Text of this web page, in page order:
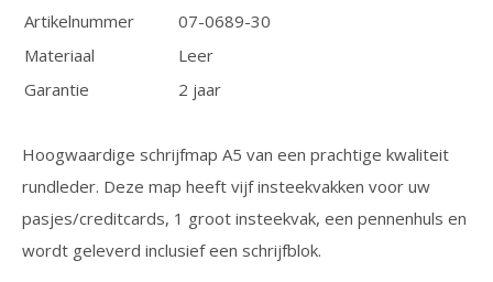
Artikelnummer
07-0689-30
Materiaal
Leer
Garantie
2 jaar
Hoogwaardige schrijfmap A5 van een prachtige kwaliteit
rundleder. Deze map heeft vijf insteekvakken voor uw
pasjes/creditcards, 1 groot insteekvak, een pennenhuls en
wordt geleverd inclusief een schrijfblok.